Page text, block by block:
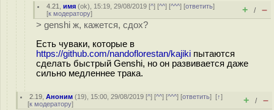
4.21 ,имя (ok), 15:19, 29/08/2019 [^] [^^] [^^^] [ответить]
[к модератору] + / –
> genshi ж, кажется, сдох?
Есть чуваки, которые в
https://github.com/nandoflorestan/kajiki пытаются
сделать быстрый Genshi, но он развивается даже
сильно медленнее трака.
2.19 ,Аноним (19), 15:00, 29/08/2019 [^] [^^] [^^^] [ответить][↑]
[к модератору] + / –